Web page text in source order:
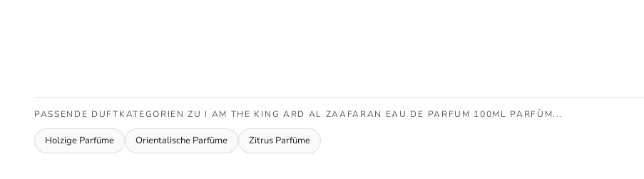
PASSENDE DUFTKATEGORIEN ZU I AM THE KING ARD AL ZAAFARAN EAU DE PARFUM 100ML PARFÜM...
Holzige Parfüme Orientalische Parfüme Zitrus Parfüme